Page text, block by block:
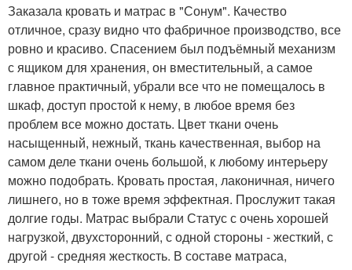
Заказала кровать и матрас в "Сонум". Качество
отличное, сразу видно что фабричное производство, все
ровно и красиво. Спасением был подъёмный механизм
с ящиком для хранения, он вместительный, а самое
главное практичный, убрали все что не помещалось в
шкаф, доступ простой к нему, в любое время без
проблем все можно достать. Цвет ткани очень
насыщенный, нежный, ткань качественная, выбор на
самом деле ткани очень большой, к любому интерьеру
можно подобрать. Кровать простая, лаконичная, ничего
лишнего, но в тоже время эффектная. Прослужит такая
долгие годы. Матрас выбрали Статус с очень хорошей
нагрузкой, двухсторонний, с одной стороны - жесткий, с
другой - средняя жесткость. В составе матраса,